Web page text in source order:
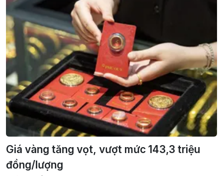
Giá vàng tăng vọt, vượt mức 143,3 triệu
đồng/lượng